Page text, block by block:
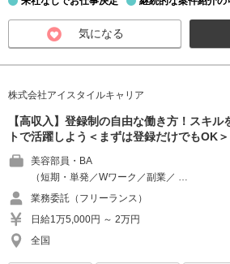
気になる
株式会社アイスタイルキャリア
【高収入】登録制の自由な働き方！スキ
トで活躍しよう＜まずは登録だけでもOK＞
美容部員・BA
（短期・単発／Wワーク／副業／ …
業務委託（フリーランス）
日給1万5,000円 ～ 2万円
全国